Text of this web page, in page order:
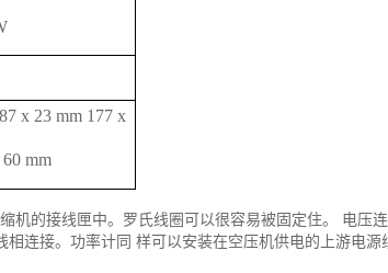
x 23 mm 177 x
mm
机的接线匣中。罗氏线圈可以很容易被固定住。 电压
连接。功率计同 样可以安装在空压机供电的上游电